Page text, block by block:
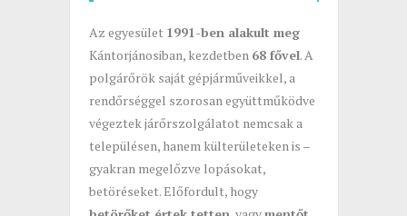
Az egyesület 1991-ben alakult meg
Kántorjánosiban, kezdetben 68 fővel. A
polgárőrök saját gépjárműveikkel, a
rendőrséggel szorosan együttműködve
végeztek járőrszolgálatot nemcsak a
településen, hanem külterületeken is –
gyakran megelőzve lopásokat,
betöréseket. Előfordult, hogy